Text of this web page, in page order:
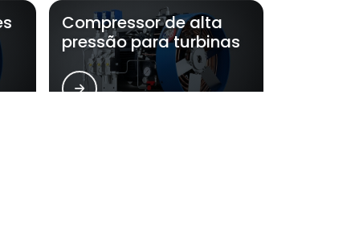
Compressores para indústria naval
Compressores para indústrias pesadas
Compressores para petroquímica
Compressor de alta
pressão para turbinas